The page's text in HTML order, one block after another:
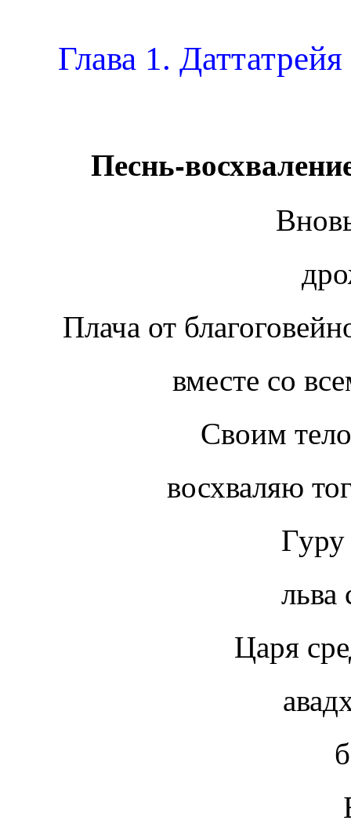
Глава 1.
Песнь-
Плача от
вместе со
Своим
восхваляю
льва
Царя
бога